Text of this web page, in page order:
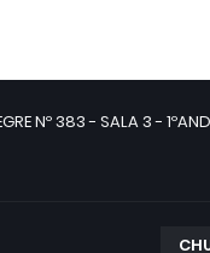
Nº 383 - SALA 3 -